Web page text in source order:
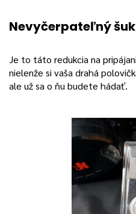
Nevyčerpateľný
Je to táto redukcia na
nielenže si vaša drahá
ale už sa o ňu budete hádať.